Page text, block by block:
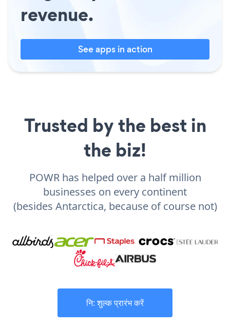
revenue.
See apps in action
Trusted by the best in
the biz!
POWR has helped over a half million
businesses on every continent
(besides Antarctica, because of course not)
नि: शुल्क प्रारंभ करें